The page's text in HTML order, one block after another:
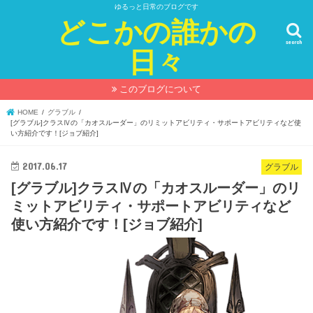
ゆるっと日常のブログです
どこかの誰かの
日々
search
このブログについて
HOME
グラブル
[グラブル]クラスⅣの「カオスルーダー」のリミットアビリティ・サポートアビリティなど使
い方紹介です！[ジョブ紹介]
グラブル
2017.06.17
[グラブル]クラスⅣの「カオスルーダー」のリ
ミットアビリティ・サポートアビリティなど
使い方紹介です！[ジョブ紹介]